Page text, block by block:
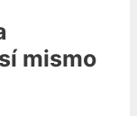
mismo